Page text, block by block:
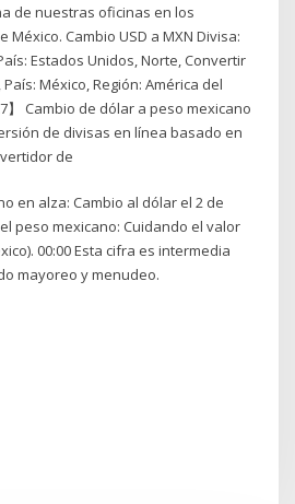
de nuestras oficinas en los
Cambio USD a MXN Divisa:
Estados Unidos, Norte, Convertir
México, Región: América del
】 Cambio de dólar a peso mexicano
de divisas en línea basado en
de
en alza: Cambio al dólar el 2 de
peso mexicano: Cuidando el valor
00:00 Esta cifra es intermedia
mayoreo y menudeo.